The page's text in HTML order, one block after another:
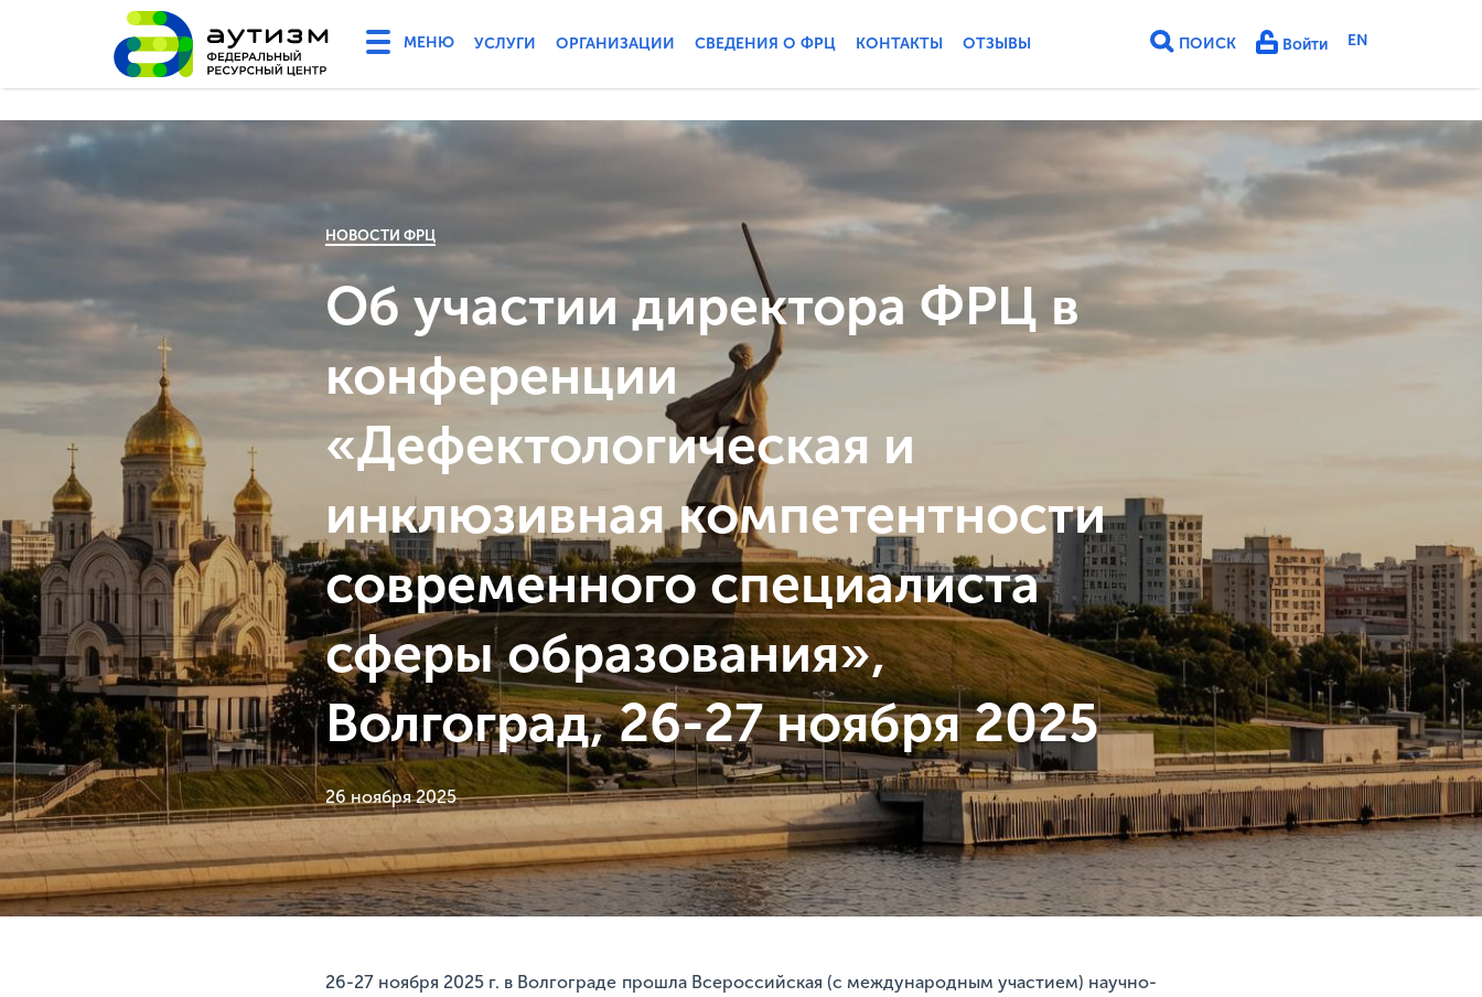
УСЛУГИ ОРГАНИЗАЦИИ СВЕДЕНИЯ О ФРЦ КОНТАКТЫ ОТЗЫВЫ ПОИСК Войти EN
НОВОСТИ ФРЦ
Об участии директора ФРЦ в
конференции
«Дефектологическая и
инклюзивная компетентности
современного специалиста
сферы образования»,
Волгоград, 26-27 ноября 2025
26 ноября 2025
26-27 ноября 2025 г. в Волгограде прошла Всероссийская (с международным участием) научно-